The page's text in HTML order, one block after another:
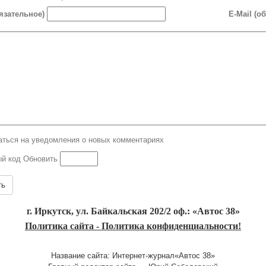
E-Mail
на уведомления о новых комментариях
Обновить
г. Иркутск, ул. Байкальская 202/2 оф.: «Автос 38»
Политика сайта - Политика конфиденциальности!
Название сайта: Интернет-журнал«Автос 38»